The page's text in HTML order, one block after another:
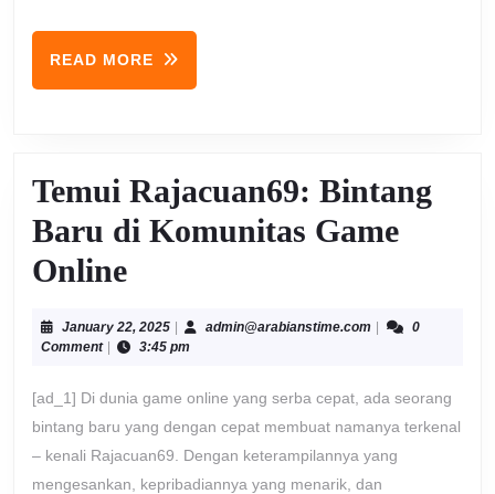
READ MORE
MORE
Temui Rajacuan69: Bintang
Baru di Komunitas Game
OnlineTemui
Bintang
Baru
di
Komunitas
January 22, 2025January
22,
admin@arabianstime.com
0
Comment
3:45 pm
[ad_1] Di dunia game online yang serba cepat, ada seorang
bintang baru yang dengan cepat membuat namanya terkenal
– kenali Rajacuan69. Dengan keterampilannya yang
mengesankan, kepribadiannya yang menarik, dan